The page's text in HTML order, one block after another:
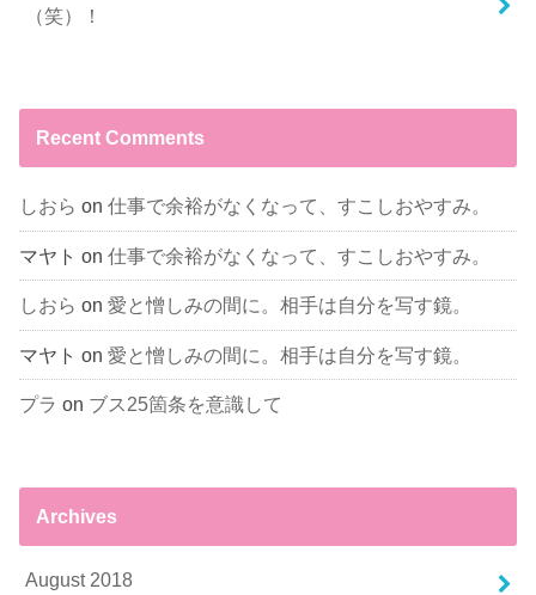
（笑）！
Recent Comments
しおら on仕事で余裕がなくなって、すこしおやすみ。
マヤト on仕事で余裕がなくなって、すこしおやすみ。
しおら on愛と憎しみの間に。相手は自分を写す鏡。
マヤト on愛と憎しみの間に。相手は自分を写す鏡。
プラ on ブス25箇条を意識して
Archives
August 2018